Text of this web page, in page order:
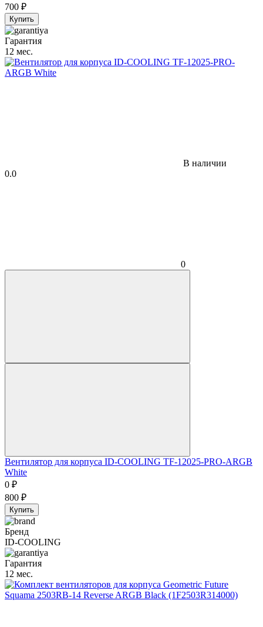
700 ₽
Купить
Гарантия
12 мес.
В наличии
0.0
0
Вентилятор для корпуса ID-COOLING TF-12025-PRO-ARGB
White
0 ₽
800 ₽
Купить
Бренд
ID-COOLING
Гарантия
12 мес.